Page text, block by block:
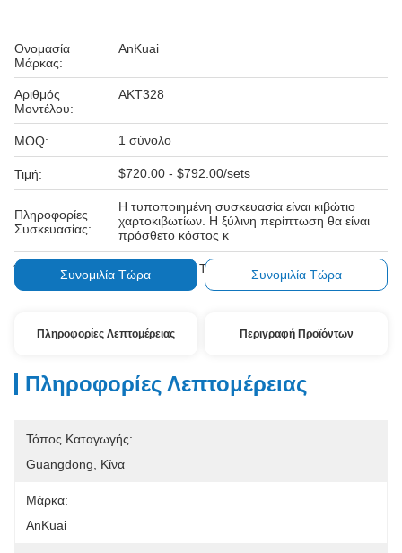
Ονομασία
Μάρκας:
AnKuai
Αριθμός
Μοντέλου:
AKT328
MOQ: 1 σύνολο
Τιμή: $720.00 - $792.00/sets
Πληροφορίες
Συσκευασίας:
Η τυποποιημένη συσκευασία είναι κιβώτιο
χαρτοκιβωτίων. Η ξύλινη περίπτωση θα είναι
πρόσθετο κόστος κ
Όροι Πληρωμής: L/C, D/A, D/P, T/T, Western Union
Συνομιλία Τώρα Συνομιλία Τώρα
Πληροφορίες Λεπτομέρειας Περιγραφή Προϊόντων
Πληροφορίες Λεπτομέρειας
Τόπος Καταγωγής:
Guangdong, Κίνα
Μάρκα:
AnKuai